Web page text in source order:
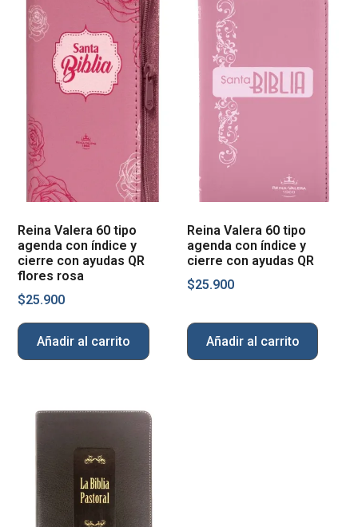
Reina Valera 60 tipo
agenda con índice y
cierre con ayudas QR
flores rosa
$25.900
Añadir al carrito
Reina Valera 60 tipo
agenda con índice y
cierre con ayudas QR
$25.900
Añadir al carrito